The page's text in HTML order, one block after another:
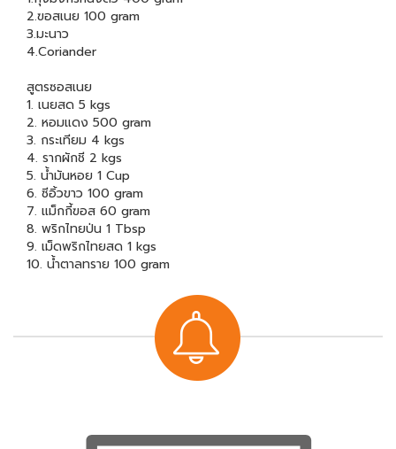
2.ฃอสเนย 100 gram
3.มะนาว
4.Coriander
สูตรซอสเนย
1. เนยสด 5 kgs
2. หอมแดง 500 gram
3. กระเทียม 4 kgs
4. รากผักชี 2 kgs
5. น้ำมันหอย 1 Cup
6. ซีอิ้วขาว 100 gram
7. แม็กกี้ฃอส 60 gram
8. พริกไทยป่น 1 Tbsp
9. เม็ดพริกไทยสด 1 kgs
10. น้ำตาลทราย 100 gram